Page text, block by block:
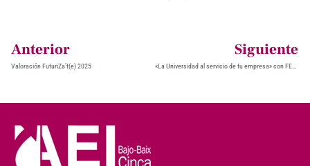
Anterior
Valoración FuturiZa’t(e) 2025
Siguiente
«La Universidad al servicio de tu empresa» con FEUZ